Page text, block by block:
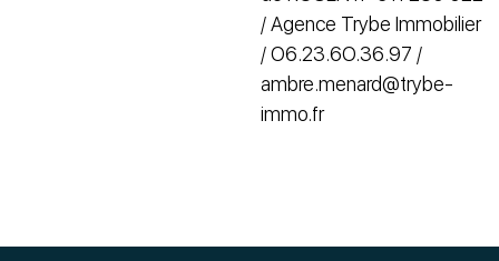
/ Agence Trybe Immobilier
/ O6.23.6O.36.97 /
ambre.menard@trybe-
immo.fr